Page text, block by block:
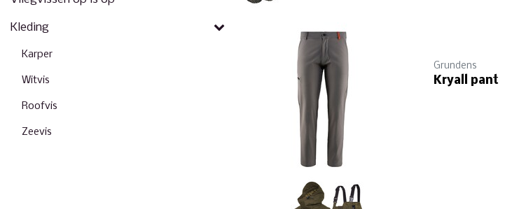
Kleding
Karper
Witvis
Roofvis
Zeevis
Grundens
Kryall pant